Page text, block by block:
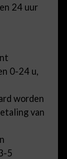
24 uur
0-24 u,
worden
van
5